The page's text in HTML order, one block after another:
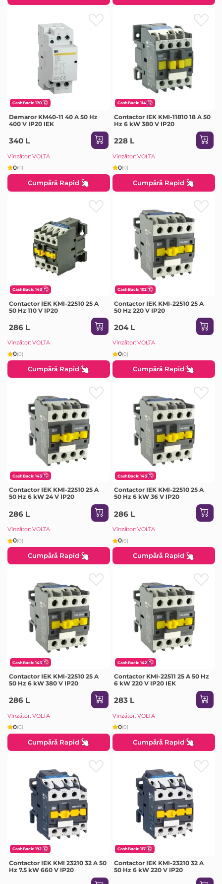
CashBack: 170
Demaror KM40-11 40 A 50 Hz
400 V IP20 IEK
340 L
Vînzător: VOLTA
0(0)
Cumpără Rapid
CashBack: 114
Contactor IEK KMI-11810 18 A 50
Hz 6 kW 380 V IP20
228 L
Vînzător: VOLTA
0(0)
Cumpără Rapid
CashBack: 143
Contactor IEK KMI-22510 25 A
50 Hz 110 V IP20
286 L
Vînzător: VOLTA
0(0)
Cumpără Rapid
CashBack: 102
Contactor IEK KMI-22510 25 A
50 Hz 220 V IP20
204 L
Vînzător: VOLTA
0(0)
Cumpără Rapid
CashBack: 143
Contactor IEK KMI-22510 25 A
50 Hz 6 kW 24 V IP20
286 L
Vînzător: VOLTA
0(0)
Cumpără Rapid
CashBack: 143
Contactor IEK KMI-22510 25 A
50 Hz 6 kW 36 V IP20
286 L
Vînzător: VOLTA
0(0)
Cumpără Rapid
CashBack: 143
Contactor IEK KMI-22510 25 A
50 Hz 6 kW 380 V IP20
286 L
Vînzător: VOLTA
0(0)
Cumpără Rapid
CashBack: 142
Contactor KMI-22511 25 A 50 Hz
6 kW 220 V IP20 IEK
283 L
Vînzător: VOLTA
0(0)
Cumpără Rapid
CashBack: 192
Contactor IEK KMI 23210 32 A 50
Hz 7.5 kW 660 V IP20
CashBack: 117
Contactor IEK KMI-23210 32 A
50 Hz 6 kW 220 V IP20